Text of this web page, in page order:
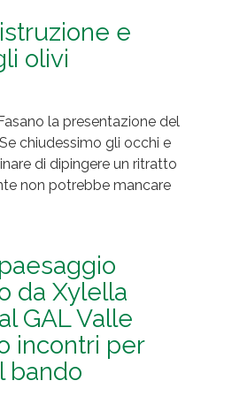
e
olivi
la presentazione del
chiudessimo gli occhi e
di dipingere un ritratto
non potrebbe mancare
da Xylella
GAL Valle
incontri per
bando